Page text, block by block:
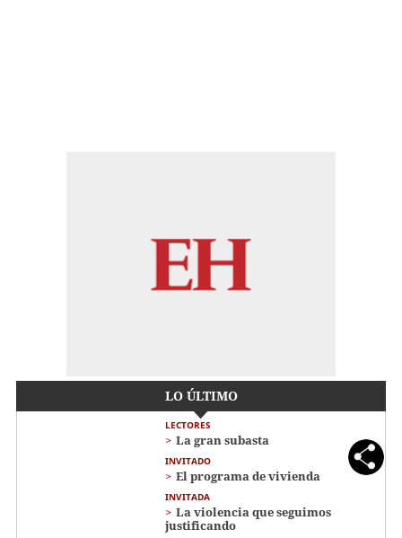
LO ÚLTIMO
LECTORES
La gran subasta
INVITADO
El programa de vivienda
INVITADA
La violencia que seguimos
justificando